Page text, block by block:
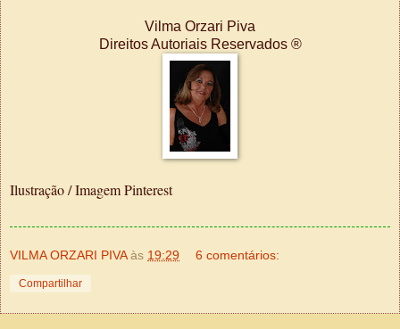
Vilma Orzari Piva
Direitos Autoriais Reservados ®
Ilustração / Imagem Pinterest
VILMA ORZARI PIVA às 19:29 6 comentários:
Compartilhar